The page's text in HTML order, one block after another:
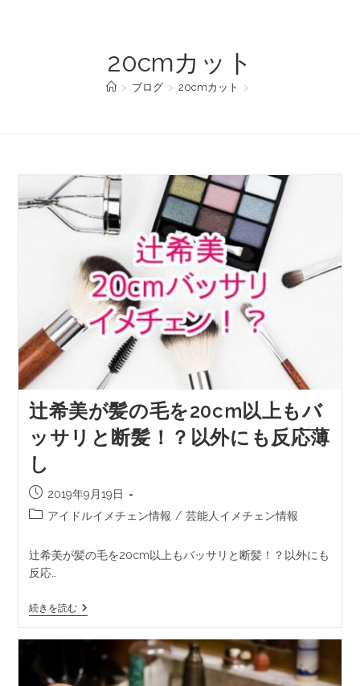
20cmカット
> ブログ > 20cmカット >
辻希美が髪の毛を20cm以上もバ
ッサリと断髪！？以外にも反応薄
し
2019年9月19日
アイドルイメチェン情報 / 芸能人イメチェン情報
辻希美が髪の毛を20cm以上もバッサリと断髪！？以外にも
反応…
続きを読む